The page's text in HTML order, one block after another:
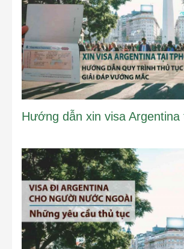
Hướng dẫn xin visa Argentina